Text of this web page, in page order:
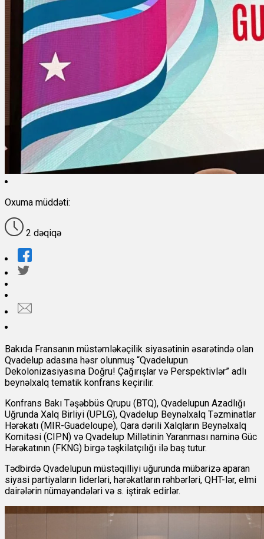
Oxuma müddəti:
2 dəqiqə
Bakıda Fransanın müstəmləkəçilik siyasətinin əsarətində olan
Qvadelup adasına həsr olunmuş “Qvadelupun
Dekolonizasiyasına Doğru! Çağırışlar və Perspektivlər” adlı
beynəlxalq tematik konfrans keçirilir.
Konfrans Bakı Təşəbbüs Qrupu (BTQ), Qvadelupun Azadlığı
Uğrunda Xalq Birliyi (UPLG), Qvadelup Beynəlxalq Təzminatlar
Hərəkatı (MIR-Guadeloupe), Qara dərili Xalqların Beynəlxalq
Komitəsi (CIPN) və Qvadelup Millətinin Yaranması naminə Güc
Hərəkatının (FKNG) birgə təşkilatçılığı ilə baş tutur.
Tədbirdə Qvadelupun müstəqilliyi uğurunda mübarizə aparan
siyasi partiyaların liderləri, hərəkatların rəhbərləri, QHT-lər, elmi
dairələrin nümayəndələri və s. iştirak edirlər.